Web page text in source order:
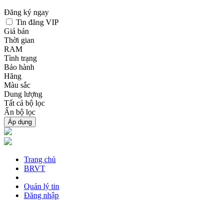
Đăng ký ngay
Tin đăng VIP
Giá bán
Thời gian
RAM
Tình trạng
Bảo hành
Hãng
Màu sắc
Dung lượng
Tất cả bộ lọc
Ẩn bộ lọc
Áp dụng
Trang chủ
BRVT
Quản lý tin
Đăng nhập